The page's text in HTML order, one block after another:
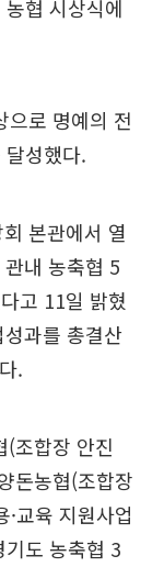
협 시상식에
으로 명예의 전
성했다.
본관에서 열
내 농축협 5
고 11일 밝혔
과를 총결산
.
(조합장 안진
돈농협(조합장
교육 지원사업
도 농축협 3